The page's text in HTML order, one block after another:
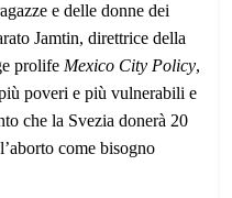
e delle donne dei
Jamtin, direttrice della
prolife Mexico City Policy,
poveri e più vulnerabili e
che la Svezia donerà 20
come bisogno